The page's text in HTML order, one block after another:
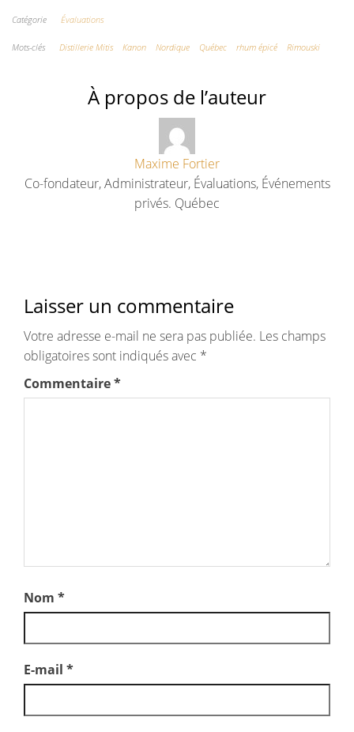
Catégorie Évaluations
Mots-clés Distillerie Mitis Kanon Nordique Québec rhum épicé Rimouski
À propos de l’auteur
Maxime Fortier
Co-fondateur, Administrateur, Évaluations, Événements
privés. Québec
Laisser un commentaire
Votre adresse e-mail ne sera pas publiée. Les champs
obligatoires sont indiqués avec *
Commentaire*
Nom *
E-mail *